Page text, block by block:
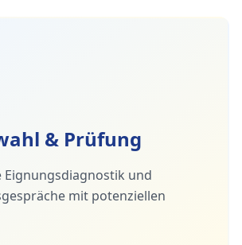
& Prüfung
Eignungsdiagnostik und
mit potenziellen